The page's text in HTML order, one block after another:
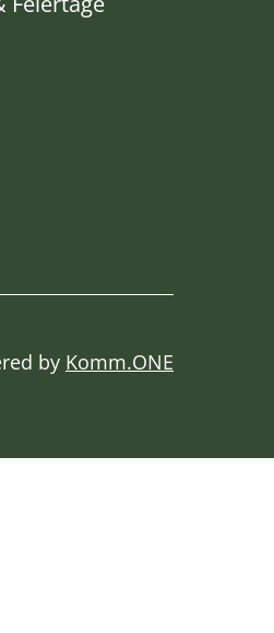
by Komm.ONE